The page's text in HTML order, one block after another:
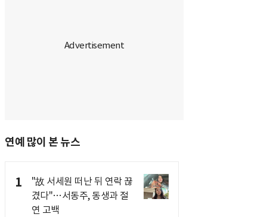
연예 많이 본 뉴스
1
"故 서세원 떠난 뒤 연락 끊
겼다"…서동주, 동생과 절
연 고백